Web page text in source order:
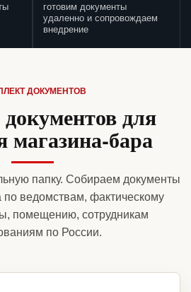
готовим документы
удаленно и сопровождаем
внедрение
ДОКУМЕНТОВ
для
магазина-бара
папку. Собираем документы
по ведомствам, фактическому
помещению, сотрудникам
по России.